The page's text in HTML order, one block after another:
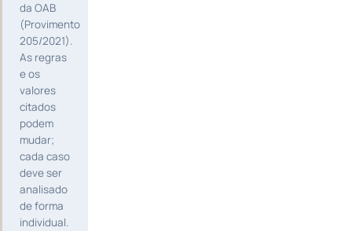
da OAB
(Provimento
205/2021).
As regras
e os
valores
citados
podem
mudar;
cada caso
deve ser
analisado
de forma
individual.